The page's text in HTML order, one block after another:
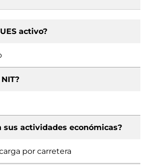
activo?
sus actividades económicas?
por carretera